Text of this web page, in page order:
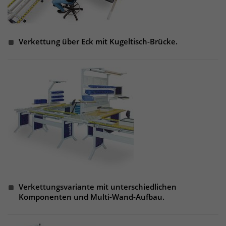
Verkettung über Eck mit Kugeltisch-Brücke.
Verkettungsvariante mit unterschiedlichen
Komponenten und Multi-Wand-Aufbau.
um eindeutige Besucher zu
identifizieren. Die Daten werde lokal
sind damit externen Unternehmen
_pk_ses
Anbieter Matomo
30 Minuten
Name _pk_cvar